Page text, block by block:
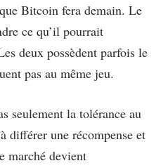
Bitcoin fera demain. Le
ce qu’il pourrait
deux possèdent parfois le
pas au même jeu.
seulement la tolérance au
différer une récompense et
marché devient